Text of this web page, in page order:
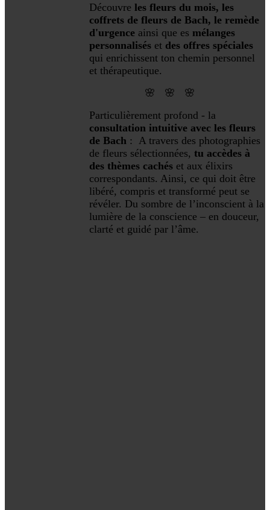
Découvre les fleurs du mois, les
coffrets de fleurs de Bach, le remède
d'urgence ainsi que es mélanges
personnalisés et des offres spéciales
qui enrichissent ton chemin personnel
et thérapeutique.
🌸 🌸 🌸
Particulièrement profond - la
consultation intuitive avec les fleurs
de Bach : A travers des photographies
de fleurs sélectionnées, tu accèdes à
des thèmes cachés et aux élixirs
correspondants. Ainsi, ce qui doit être
libéré, compris et transformé peut se
révéler. Du sombre de l’inconscient à la
lumière de la conscience – en douceur,
clarté et guidé par l’âme.